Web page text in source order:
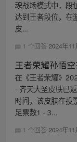
魂战场模式中，段
达到王者段位，在
皮...
1 个回答 2024年
王者荣耀孙悟
在《王者荣耀》
- 齐天大圣皮肤已
时间，该皮肤在投
足票数1 - 3...
1 个回答 2024年